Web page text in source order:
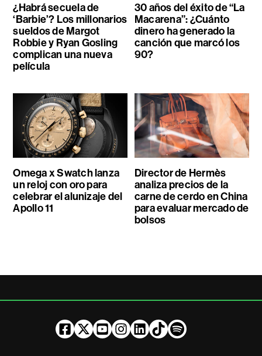
¿Habrá secuela de
‘Barbie’? Los millonarios
sueldos de Margot
Robbie y Ryan Gosling
complican una nueva
película
30 años del éxito de “La
Macarena”: ¿Cuánto
dinero ha generado la
canción que marcó los
90?
Omega x Swatch lanza
un reloj con oro para
celebrar el alunizaje del
Apollo 11
Director de Hermès
analiza precios de la
carne de cerdo en China
para evaluar mercado de
bolsos